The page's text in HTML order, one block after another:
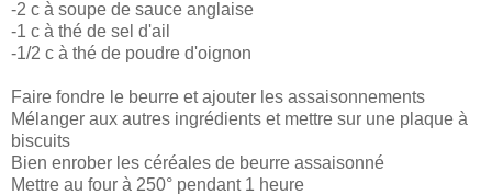
-2 c à soupe de sauce anglaise
-1 c à thé de sel d'ail
-1/2 c à thé de poudre d'oignon
Faire fondre le beurre et ajouter les assaisonnements
Mélanger aux autres ingrédients et mettre sur une plaque à
biscuits
Bien enrober les céréales de beurre assaisonné
Mettre au four à 250° pendant 1 heure